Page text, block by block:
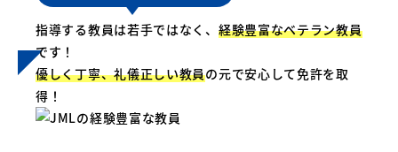
指導する教員は若手ではなく、 経験豊富なベテラン教員
です！
優しく丁寧、礼儀正しい教員の元で安心して免許を取
得！